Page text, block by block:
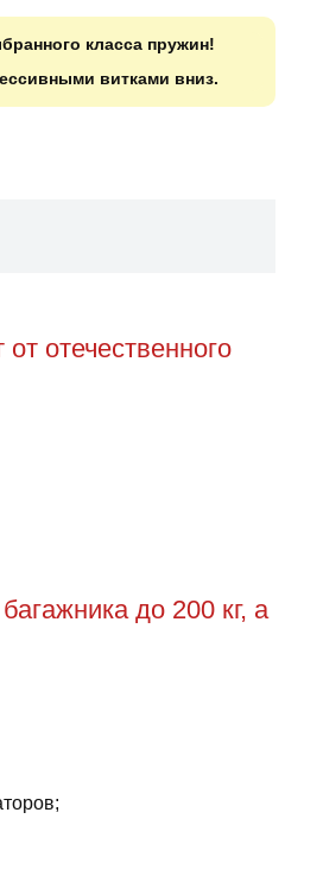
класса пружин!
витками вниз.
отечественного
до 200 кг, а